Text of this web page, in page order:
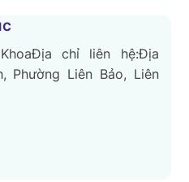
chỉ liên hệ:Địa
Phường Liên Bảo, Liên